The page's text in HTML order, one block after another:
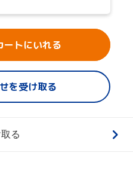
ートにいれる
を受け取る
る